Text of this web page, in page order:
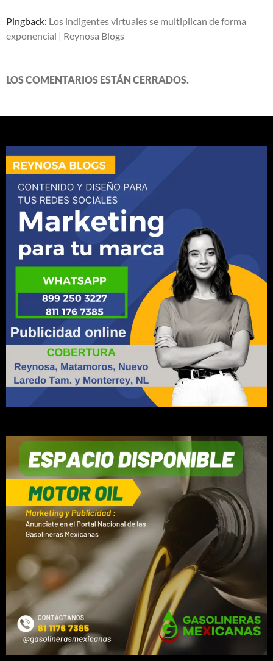
Pingback: Los indigentes virtuales se multiplican de forma
exponencial | Reynosa Blogs
LOS COMENTARIOS ESTÁN CERRADOS.